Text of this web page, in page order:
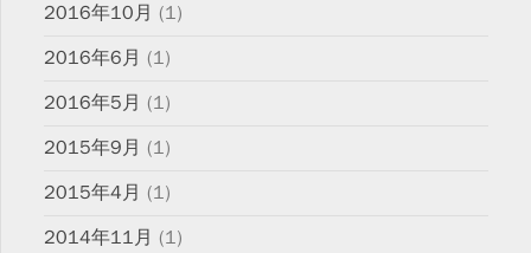
2016年10月 (1)
2016年6月 (1)
2016年5月 (1)
2015年9月 (1)
2015年4月 (1)
2014年11月 (1)